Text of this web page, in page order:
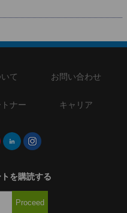
て お問い合わせ
ナー キャリア
を購読する